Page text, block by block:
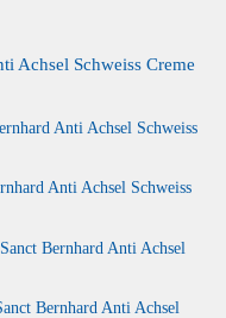
Achsel Schweiss Creme
Anti Achsel Schweiss
Anti Achsel Schweiss
Bernhard Anti Achsel
Bernhard Anti Achsel